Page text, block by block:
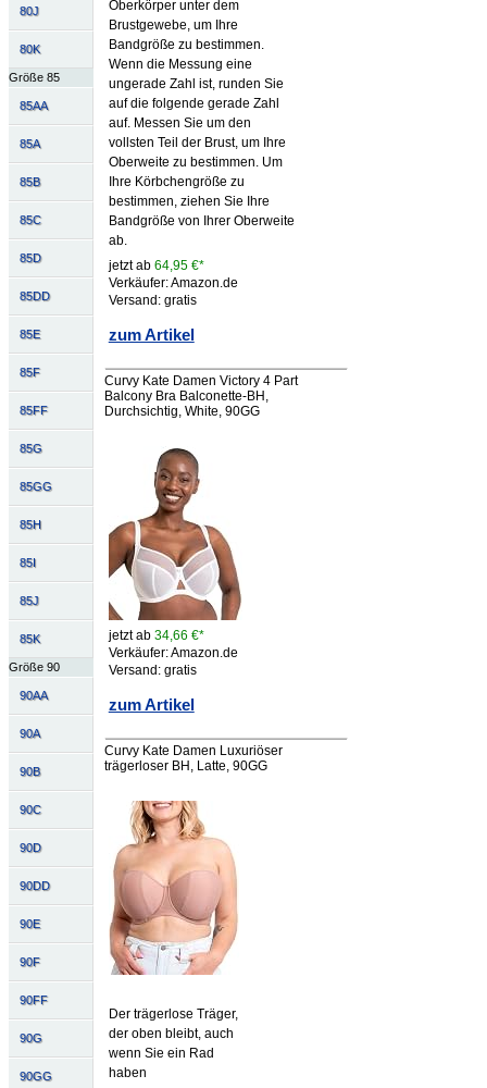
80J
80K
Größe 85
85AA
85A
85B
85C
85D
85DD
85E
85F
85FF
85G
85GG
85H
85I
85J
85K
Größe 90
90AA
90A
90B
90C
90D
90DD
90E
90F
90FF
90G
90GG
Oberkörper unter dem
Brustgewebe, um Ihre
Bandgröße zu bestimmen.
Wenn die Messung eine
ungerade Zahl ist, runden Sie
auf die folgende gerade Zahl
auf. Messen Sie um den
vollsten Teil der Brust, um Ihre
Oberweite zu bestimmen. Um
Ihre Körbchengröße zu
bestimmen, ziehen Sie Ihre
Bandgröße von Ihrer Oberweite
ab.
jetzt ab 64,95 €*
Verkäufer: Amazon.de
Versand: gratis
zum Artikel
Curvy Kate Damen Victory 4 Part
Balcony Bra Balconette-BH,
Durchsichtig, White, 90GG
jetzt ab 34,66 €*
Verkäufer: Amazon.de
Versand: gratis
zum Artikel
Curvy Kate Damen Luxuriöser
trägerloser BH, Latte, 90GG
Der trägerlose Träger,
der oben bleibt, auch
wenn Sie ein Rad
haben